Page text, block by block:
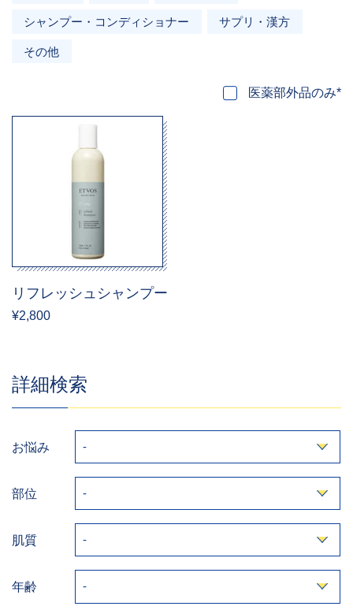
シャンプー・コンディショナー サプリ・漢方
その他
医薬部外品のみ*
リフレッシュシャンプー
¥2,800
詳細検索
お悩み
部位
肌質
年齢